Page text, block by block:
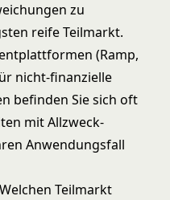
zu
reife Teilmarkt.
(Ramp,
nicht-finanzielle
befinden Sie sich oft
mit Allzweck-
Anwendungsfall
Teilmarkt